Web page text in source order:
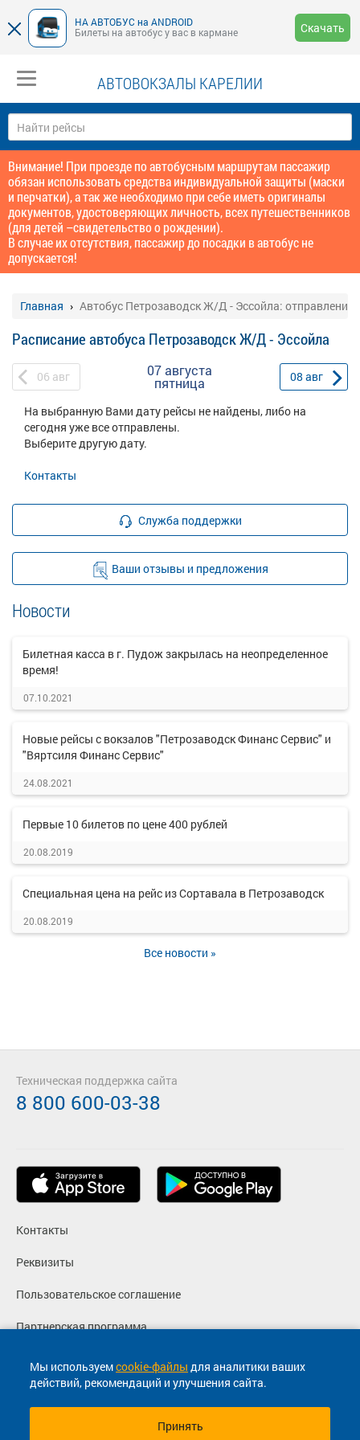
НА АВТОБУС на ANDROID
Билеты на автобус у вас в кармане
Скачать
АВТОВОКЗАЛЫ КАРЕЛИИ
Внимание! При проезде по автобусным маршрутам пассажир
обязан использовать средства индивидуальной защиты (маски
и перчатки), а так же необходимо при себе иметь оригиналы
документов, удостоверяющих личность, всех путешественников
(для детей –свидетельство о рождении).
В случае их отсутствия, пассажир до посадки в автобус не
допускается!
Главная Автобус Петрозаводск Ж/Д - Эссойла: отправление
Расписание автобуса Петрозаводск Ж/Д - Эссойла
06 авг 07 августа
пятница 08 авг
На выбранную Вами дату рейсы не найдены, либо на
сегодня уже все отправлены.
Выберите другую дату.
Контакты
Служба поддержки
Ваши отзывы и предложения
Новости
Билетная касса в г. Пудож закрылась на неопределенное
время!
07.10.2021
Новые рейсы с вокзалов "Петрозаводск Финанс Сервис" и
"Вяртсиля Финанс Сервис"
24.08.2021
Первые 10 билетов по цене 400 рублей
20.08.2019
Специальная цена на рейс из Сортавала в Петрозаводск
20.08.2019
Все новости »
Мы используемcookie-файлы для аналитики ваших
действий, рекомендаций и улучшения сайта.
Принять
Контакты
Реквизиты
Пользовательское соглашение
Партнерская программа
Политика конфиденциальности
Согласие на маркетинговые сообщения
Техническая поддержка сайта
8 800 600-03-38